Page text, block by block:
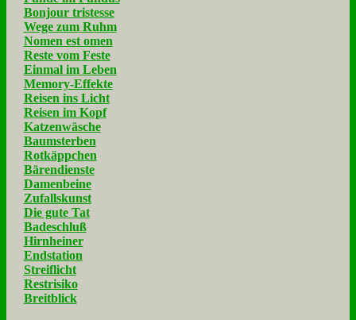
Bonjour tristesse
Wege zum Ruhm
Nomen est omen
Reste vom Feste
Einmal im Leben
Memory-Effekte
Reisen ins Licht
Reisen im Kopf
Katzenwäsche
Baumsterben
Rotkäppchen
Bärendienste
Damenbeine
Zufallskunst
Die gute Tat
Badeschluß
Hirnheiner
Endstation
Streiflicht
Restrisiko
Breitblick